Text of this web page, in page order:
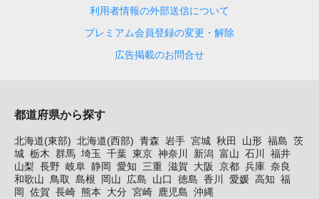
利用者情報の外部送信について
プレミアム会員登録の変更・解除
広告掲載のお問合せ
都道府県から探す
北海道(東部) 北海道(西部) 青森 岩手 宮城 秋田 山形 福島 茨
城 栃木 群馬 埼玉 千葉 東京 神奈川 新潟 富山 石川
福井
山梨 長野 岐阜 静岡 愛知 三重 滋賀 大阪 京都 兵庫 奈良
和歌山 鳥取 島根 岡山 広島 山口 徳島 香川 愛媛 高知 福
岡
佐賀 長崎 熊本 大分 宮崎 鹿児島 沖縄